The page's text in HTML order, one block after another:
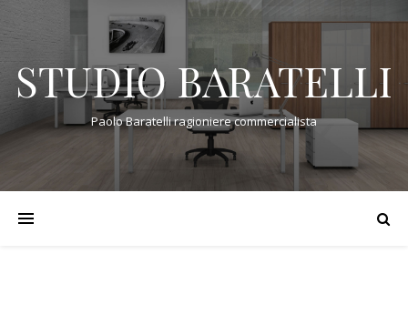
STUDIO BARATELLI
Paolo Baratelli ragioniere commercialista